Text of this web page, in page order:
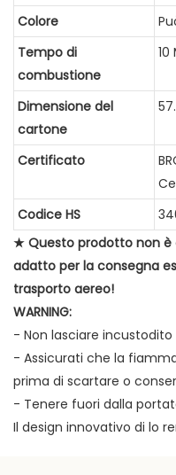
Colore
Tempo di
combustione
10
Dimensione del
cartone
Certificato
Codice HS
★ Questo prodotto non è
adatto per la consegna
trasporto aereo!
WARNING:
- Non lasciare
- Assicurati che la
prima di scartare o
- Tenere fuori dalla
Il design innovativo di lo